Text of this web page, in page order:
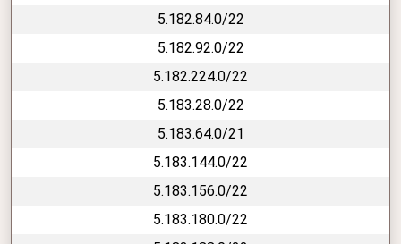
5.182.84.0/22
5.182.92.0/22
5.182.224.0/22
5.183.28.0/22
5.183.64.0/21
5.183.144.0/22
5.183.156.0/22
5.183.180.0/22